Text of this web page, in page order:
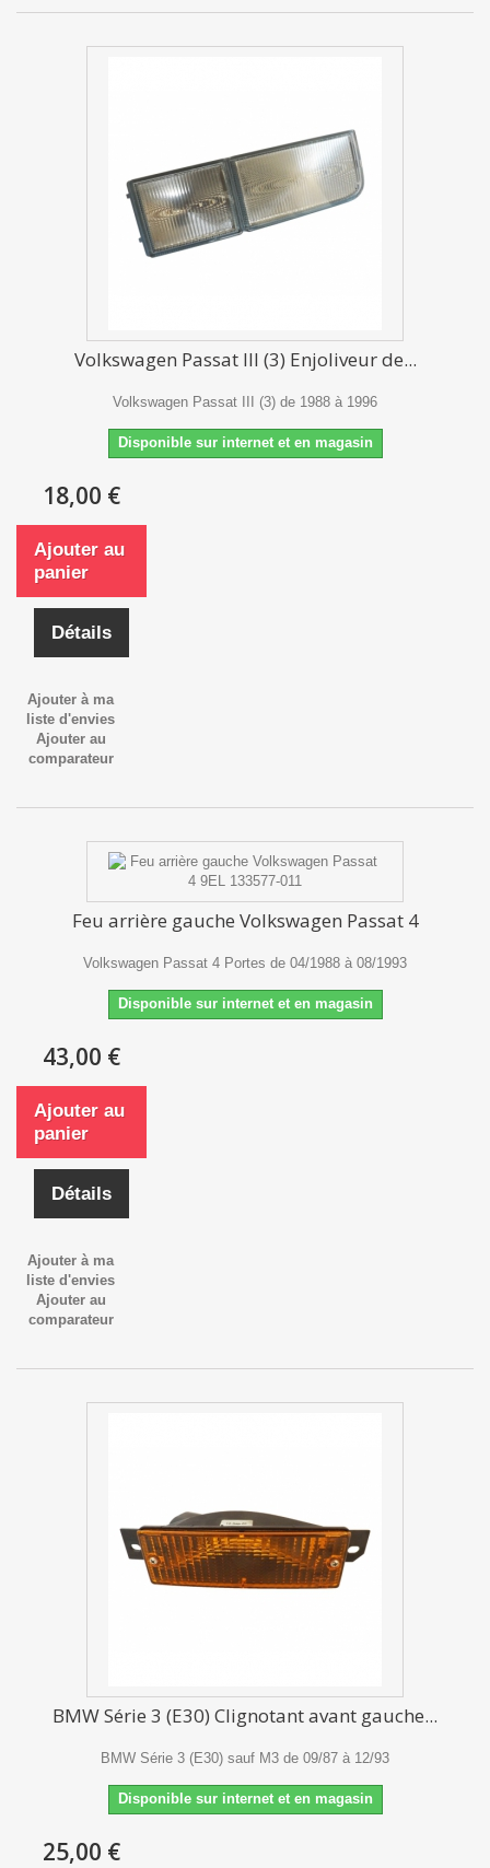
Volkswagen Passat III (3) Enjoliveur de...
Volkswagen Passat III (3) de 1988 à 1996
Disponible sur internet et en magasin
18,00 €
Ajouter au
panier
Détails
Ajouter à ma
liste d'envies
Ajouter au
comparateur
Feu arrière gauche Volkswagen Passat 4
Volkswagen Passat 4 Portes de 04/1988 à 08/1993
Disponible sur internet et en magasin
43,00 €
Ajouter au
panier
Détails
Ajouter à ma
liste d'envies
Ajouter au
comparateur
BMW Série 3 (E30) Clignotant avant gauche...
BMW Série 3 (E30) sauf M3 de 09/87 à 12/93
Disponible sur internet et en magasin
25,00 €